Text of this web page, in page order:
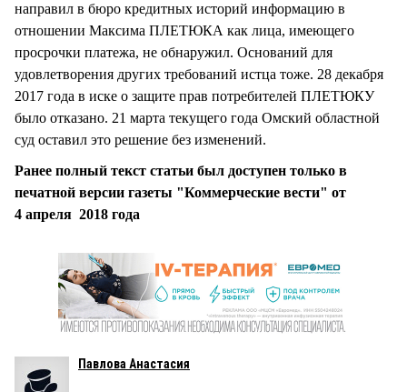
направил в бюро кредитных историй информацию в
отношении Максима ПЛЕТЮКА как лица, имеющего
просрочки платежа, не обнаружил. Оснований для
удовлетворения других требований истца тоже. 28 декабря
2017 года в иске о защите прав потребителей ПЛЕТЮКУ
было отказано. 21 марта текущего года Омский областной
суд оставил это решение без изменений.
Ранее полный текст статьи был доступен только в
печатной версии газеты "Коммерческие вести" от
4 апреля 2018 года
Павлова Анастасия